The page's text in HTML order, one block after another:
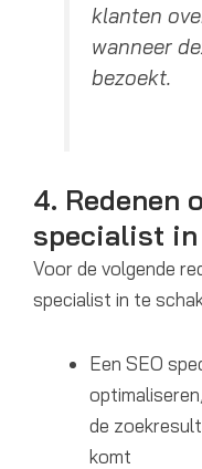
klanten
wanneer
bezoekt.
4. Redenen
specialist in
Voor de volgende
specialist in te
Een SEO
de
komt